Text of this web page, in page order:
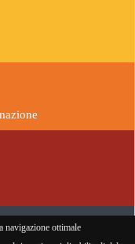
navigazione ottimale
cookie policy mail